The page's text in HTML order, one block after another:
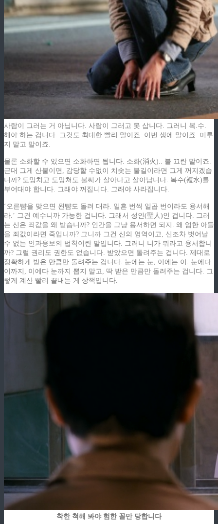
사람이 그러는 거 아닙니다. 사람이 그러고 못 삽니다. 그러니 복.수.
해야 하는 겁니다. 그것도 최대한 빨리 말이죠. 이번 생에 말이죠. 미루
지 말고 말이죠.
물론 소화할 수 있으면 소화하면 됩니다. 소화(消火).. 불 끄란 말이죠.
근대 그게 산불이면, 감당할 수없이 치솟는 불길이라면 그게 꺼지겠습
니까? 도망치고 도망쳐도 불씨가 살아나고 살아납니다. 복수(複水)를
부어대야 합니다. 그래야 꺼집니다. 그래야 사라집니다.
‘오른뺨을 맞으면 왼뺨도 돌려 대라. 일흔 번씩 일곱 번이라도 용서해
라.’ 그건 예수니까 가능한 겁니다. 그래서 성인(聖人)인 겁니다. 그러
는 신은 죄값을 왜 받습니까? 인간을 그냥 용서하면 되지. 왜 엄한 아들
을 죄값이라면 죽입니까? 그니까 그건 신의 영역이고, 신조차 벗어날
수 없는 인과응보의 법칙이란 말입니다. 그러니 니가 뭐라고 용서합니
까? 그럴 권리도 권한도 없습니다. 받았으면 돌려주는 겁니다. 제대로
정확하게 받은 만큼만 돌려주는 겁니다. 눈에는 눈, 이에는 이. 눈에다
이까지, 이에다 눈까지 뽑지 말고, 딱 받은 만큼만 돌려주는 겁니다. 그
렇게 계산 빨리 끝내는 게 상책입니다.
착한 척해 봐야 험한 꼴만 당합니다